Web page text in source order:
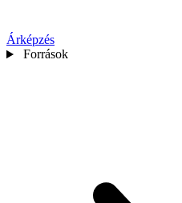
Árképzés
Források